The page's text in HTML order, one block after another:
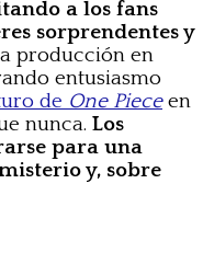
a los fans
sorprendentes y
producción en
entusiasmo
de One Pieceen
nunca. Los
para una
y, sobre